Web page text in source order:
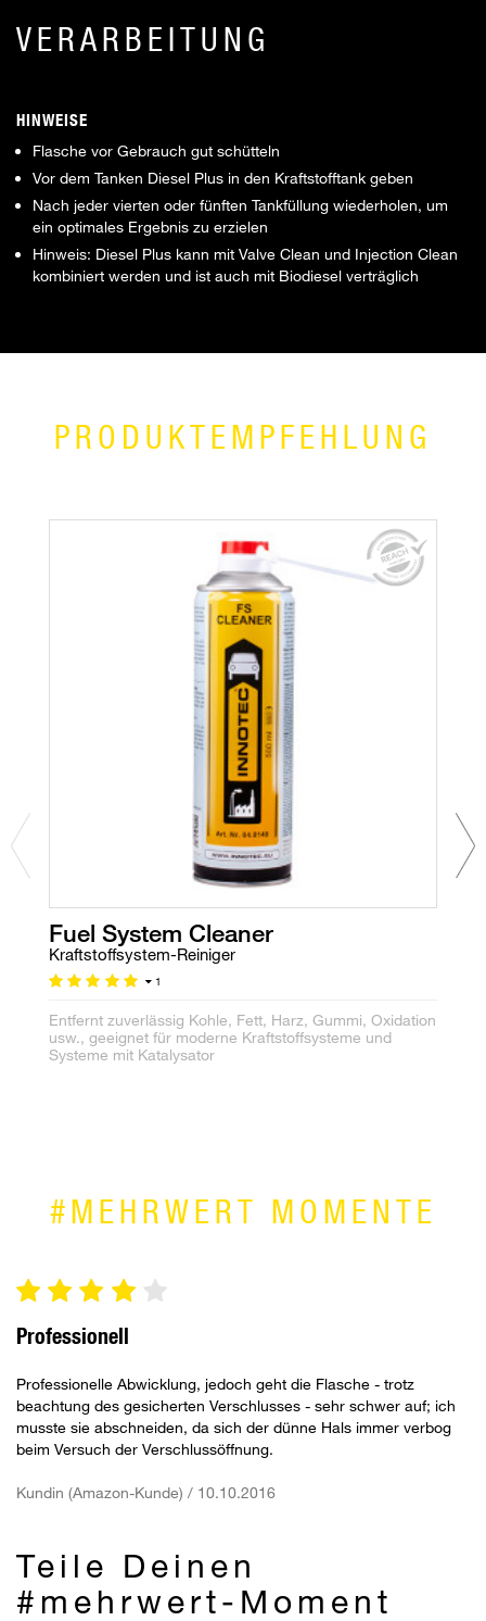
VERARBEITUNG
HINWEISE
Flasche vor Gebrauch gut schütteln
Vor dem Tanken Diesel Plus in den Kraftstofftank geben
Nach jeder vierten oder fünften Tankfüllung wiederholen, um
ein optimales Ergebnis zu erzielen
Hinweis: Diesel Plus kann mit Valve Clean und Injection Clean
kombiniert werden und ist auch mit Biodiesel verträglich
PRODUKTEMPFEHLUNG
Fuel System Cleaner
Kraftstoffsystem-Reiniger
1
Entfernt zuverlässig Kohle, Fett, Harz, Gummi, Oxidation
usw., geeignet für moderne Kraftstoffsysteme und
Systeme mit Katalysator
#MEHRWERT MOMENTE
Professionell
Professionelle Abwicklung, jedoch geht die Flasche - trotz
beachtung des gesicherten Verschlusses - sehr schwer auf; ich
musste sie abschneiden, da sich der dünne Hals immer verbog
beim Versuch der Verschlussöffnung.
Kundin (Amazon-Kunde) / 10.10.2016
Teile Deinen
#mehrwert-Moment